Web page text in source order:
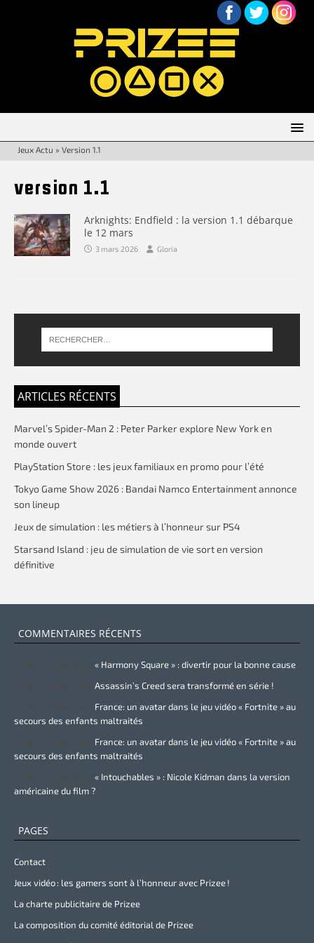
Jeux Actu » Version 1.1
version 1.1
Arknights: Endfield : la version 1.1 débarque
le 12 mars
3 mars 2026 Gloria
ARTICLES RÉCENTS
Marvel’s Spider-Man 2 : Peter Parker explore New York en
monde ouvert
PlayStation Store : les jeux familiaux en promo pour l’été
Tokyo Game Show 2026 : Bandai Namco Entertainment annonce
son lineup
Jeux de simulation : les métiers à l’honneur sur PS4
Starsand Island : jeu de simulation de vie sort en version
définitive
COMMENTAIRES RÉCENTS
« Harmony Square » : divertir pour la bonne cause
Assassin’s Creed sera transformé en série !
France: un avatar dans le jeu vidéo « Fortnite » au
secours des enfants maltraités
France: un avatar dans le jeu vidéo « Fortnite » au
secours des enfants maltraités
« Intouchables » : Nicole Kidman dans la version
américaine du film ?
PAGES
Contact
Jeux vidéo : les gamers sont à l’honneur avec Prizee !
La charte publicitaire de Prizee
La composition du comité éditorial de Prizee